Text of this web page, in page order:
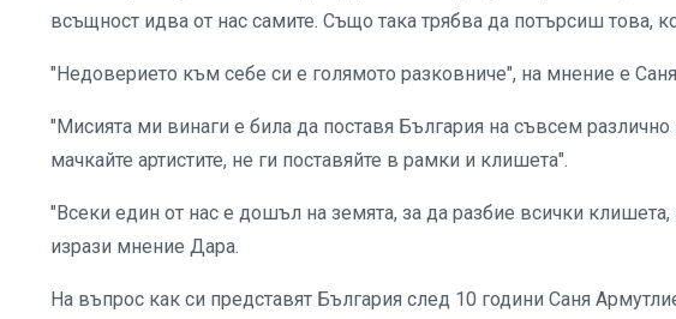
всъщност идва от нас самите. Също така трябва да потърсиш това,
"Недоверието към себе си е голямото разковниче", на мнение е
"Мисията ми винаги е била да поставя България на съвсем
мачкайте артистите, не ги поставяйте в рамки и клишета".
"Всеки един от нас е дошъл на земята, за да разбие всички
изрази мнение Дара.
На въпрос как си представят България след 10 години Саня